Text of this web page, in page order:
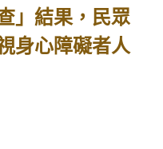
」結果，民眾
身心障礙者人